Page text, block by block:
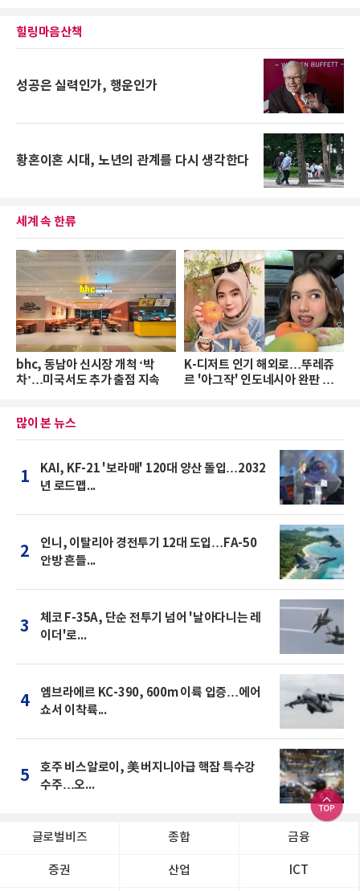
힐링마음산책
성공은 실력인가, 행운인가
황혼이혼 시대, 노년의 관계를 다시 생각한다
세계 속 한류
bhc, 동남아 신시장 개척 ‘박
차’…미국서도 추가 출점 지속
K-디저트 인기 해외로…뚜레쥬
르 '아그작' 인도네시아 완판 행
많이 본 뉴스
1
KAI, KF-21 '보라매' 120대 양산 돌입…2032
년 로드맵...
2
인니, 이탈리아 경전투기 12대 도입…FA-50
안방 흔들...
3
체코 F-35A, 단순 전투기 넘어 '날아다니는 레
이더'로...
4
엠브라에르 KC-390, 600m 이륙 입증…에어
쇼서 이착륙...
5
호주 비스알로이, 美 버지니아급 핵잠 특수강
수주…오...
글로벌비즈 종합 금융
증권 산업 ICT